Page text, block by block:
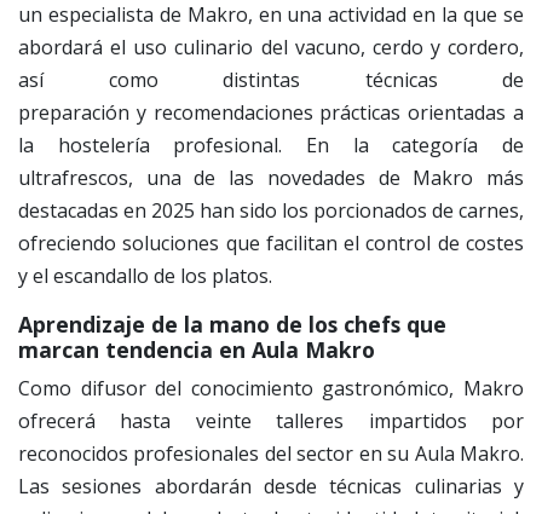
un especialista de Makro, en una actividad en la que se
abordará el uso culinario del vacuno, cerdo y cordero,
así como distintas técnicas de
preparación y recomendaciones prácticas orientadas a
la hostelería profesional. En la categoría de
ultrafrescos, una de las novedades de Makro más
destacadas en 2025 han sido los porcionados de carnes,
ofreciendo soluciones que facilitan el control de costes
y el escandallo de los platos.
Aprendizaje de la mano de los chefs que
marcan tendencia en Aula Makro
Como difusor del conocimiento gastronómico, Makro
ofrecerá hasta veinte talleres impartidos por
reconocidos profesionales del sector en su Aula Makro.
Las sesiones abordarán desde técnicas culinarias y